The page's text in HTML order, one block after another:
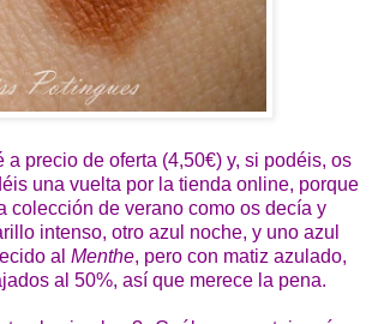
a precio de oferta (4,50€) y, si podéis, os
una vuelta por la tienda online, porque
colección de verano como os decía y
intenso, otro azul noche, y uno azul
al Menthe, pero con matiz azulado,
al 50%, así que merece la pena.